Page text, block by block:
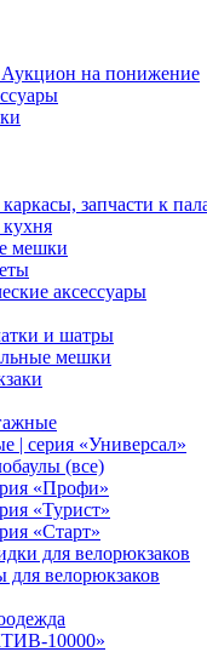
на понижение
запчасти к
мешки
аксессуары
и шатры
мешки
| серия «Универсал»
(все)
«Профи»
«Турист»
«Старт»
для велорюкзаков
для велорюкзаков
10000»